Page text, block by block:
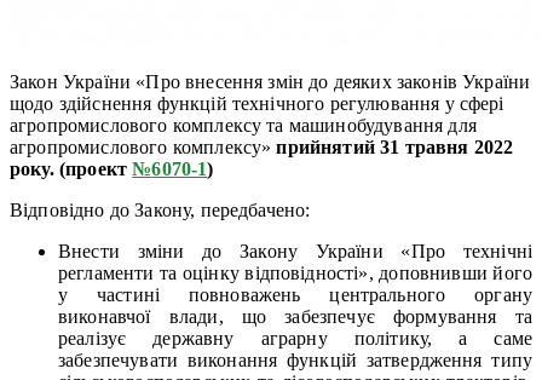
Закон України «Про внесення змін до деяких законів України
щодо здійснення функцій технічного регулювання у сфері
агропромислового комплексу та машинобудування для
агропромислового комплексу»прийнятий 31 травня 2022
року. (проект№6070-1)
Відповідно до Закону, передбачено:
Внести зміни до Закону України «Про технічні
регламенти та оцінку відповідності», доповнивши його
у частині повноважень центрального органу
виконавчої влади, що забезпечує формування та
реалізує державну аграрну політику, а саме
забезпечувати виконання функцій затвердження типу